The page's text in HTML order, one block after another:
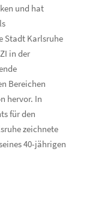
und hat
Stadt Karlsruhe
in der
Bereichen
hervor. In
für den
zeichnete
40-jährigen